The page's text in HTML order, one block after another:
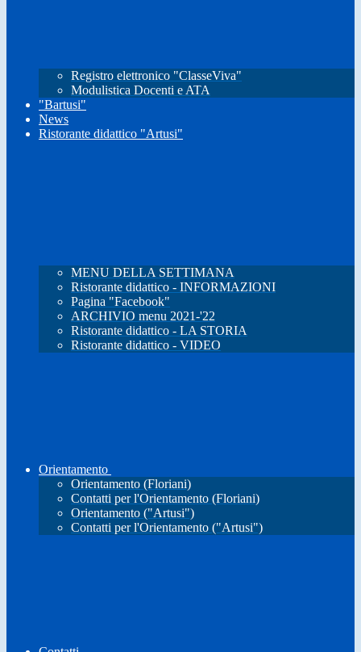
Registro elettronico "ClasseViva"
Modulistica Docenti e ATA
"Bartusi"
News
Ristorante didattico "Artusi"
MENU DELLA SETTIMANA
Ristorante didattico - INFORMAZIONI
Pagina "Facebook"
ARCHIVIO menu 2021-'22
Ristorante didattico - LA STORIA
Ristorante didattico - VIDEO
Orientamento
Orientamento (Floriani)
Contatti per l'Orientamento (Floriani)
Orientamento ("Artusi")
Contatti per l'Orientamento ("Artusi")